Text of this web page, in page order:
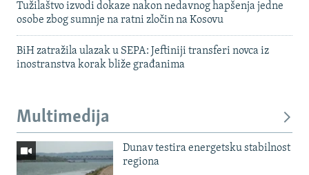
Tužilaštvo izvodi dokaze nakon nedavnog hapšenja jedne
osobe zbog sumnje na ratni zločin na Kosovu
BiH zatražila ulazak u SEPA: Jeftiniji transferi novca iz
inostranstva korak bliže građanima
Multimedija
Dunav testira energetsku stabilnost
regiona